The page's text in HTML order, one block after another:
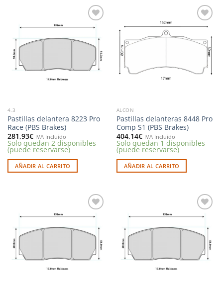
Añadir
lista de
deseos
4.3
Pastillas delantera 8223 Pro
Race (PBS Brakes)
281,93€ IVA Incluido
Solo quedan 2 disponibles
(puede reservarse)
AÑADIR AL CARRITO
Añadir
lista de
deseos
ALCON
Pastillas delanteras 8448 Pro
Comp S1 (PBS Brakes)
404,14€ IVA Incluido
Solo quedan 1 disponibles
(puede reservarse)
AÑADIR AL CARRITO
Añadir
lista de
deseos
Añadir
lista de
deseos